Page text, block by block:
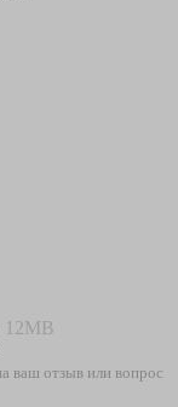
12MB
ваш отзыв или вопрос